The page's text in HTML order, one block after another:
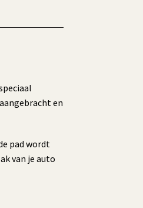
en
pad wordt
van je auto